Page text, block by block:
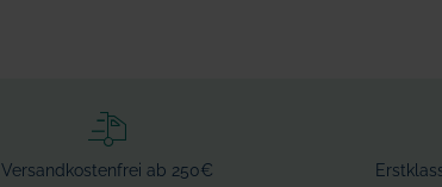
Versandkostenfrei ab 250€